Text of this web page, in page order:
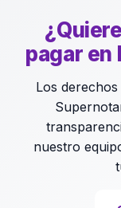
pagar en
Los
nuestro